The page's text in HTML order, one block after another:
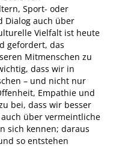
Sport- oder
Dialog auch über
Vielfalt ist heute
gefordert, das
Mitmenschen zu
dass wir in
– und nicht nur
Empathie und
bei, dass wir besser
über vermeintliche
sich kennen; daraus
so entstehen